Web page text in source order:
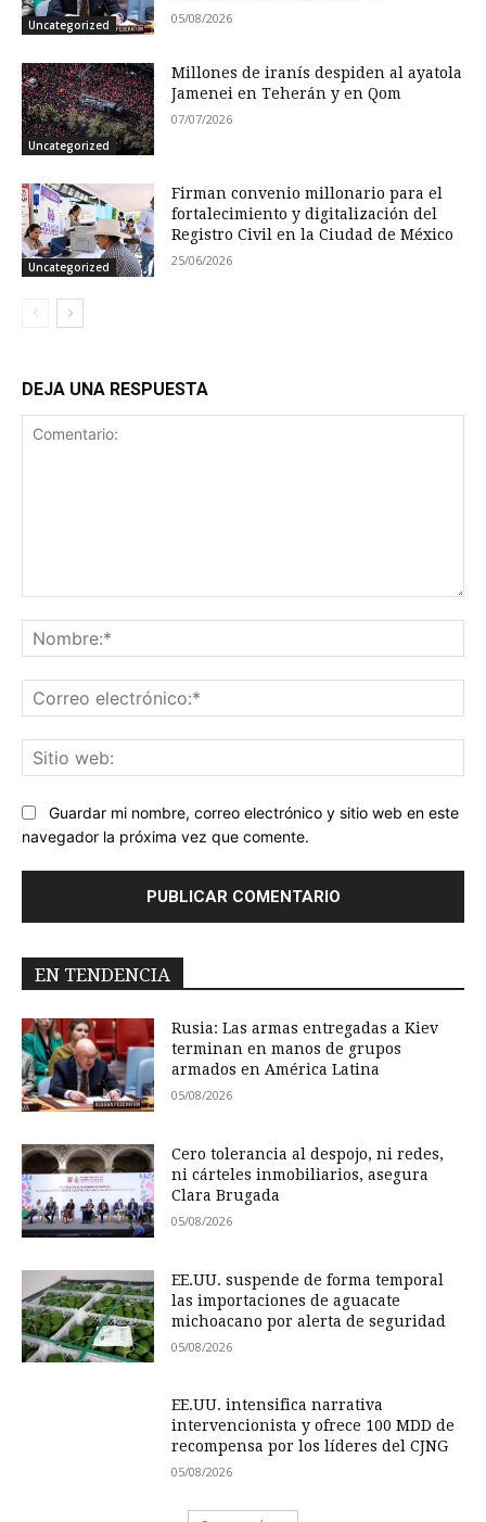
Uncategorized 05/08/2026
Uncategorized
Millones de iranís despiden al ayatola
Jamenei en Teherán y en Qom
07/07/2026
Uncategorized
Firman convenio millonario para el
fortalecimiento y digitalización del
Registro Civil en la Ciudad de México
25/06/2026
DEJA UNA RESPUESTA
Guardar mi nombre, correo electrónico y sitio web en este
navegador la próxima vez que comente.
EN TENDENCIA
Rusia: Las armas entregadas a Kiev
terminan en manos de grupos
armados en América Latina
05/08/2026
Cero tolerancia al despojo, ni redes,
ni cárteles inmobiliarios, asegura
Clara Brugada
05/08/2026
EE.UU. suspende de forma temporal
las importaciones de aguacate
michoacano por alerta de seguridad
05/08/2026
EE.UU. intensifica narrativa
intervencionista y ofrece 100 MDD de
recompensa por los líderes del CJNG
05/08/2026